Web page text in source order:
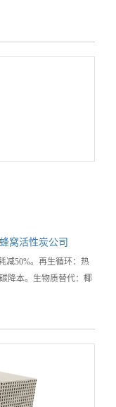
蜂窝活性炭公司
减50%。再生循环：热
降本。生物质替代：椰
产属于高耗能、高排